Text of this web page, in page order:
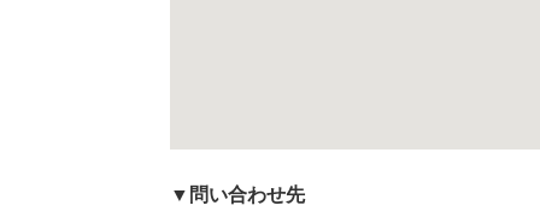
▼問い合わせ先